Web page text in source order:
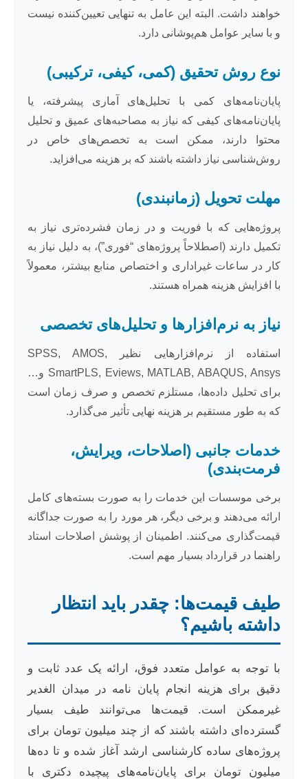
خواهند داشت. البته این عامل به تنهایی تعیین‌کننده نیست
و با سایر عوامل هم‌پوشانی دارد.
نوع روش تحقیق (کمی، کیفی، ترکیبی)
پایان‌نامه‌های کمی با تحلیل‌های آماری پیشرفته، یا
پایان‌نامه‌های کیفی که نیاز به مصاحبه‌های عمیق و تحلیل
محتوا دارند، ممکن است به تخصص‌های خاص در
روش‌شناسی نیاز داشته باشند که بر هزینه می‌افزاید.
مهلت تحویل (زمانبندی)
پروژه‌هایی که با فوریت و در زمان فشرده‌تری نیاز به
تکمیل دارند (اصطلاحاً پروژه‌های “فوری”)، به دلیل نیاز به
کار در ساعات غیراداری و اختصاص منابع بیشتر، معمولاً
با افزایش هزینه همراه هستند.
نیاز به نرم‌افزارها و تحلیل‌های تخصصی
استفاده از نرم‌افزارهایی نظیر SPSS, AMOS,
SmartPLS, Eviews, MATLAB, ABAQUS, Ansys و…
برای تحلیل داده‌ها، مستلزم تخصص و صرف زمان است
که به طور مستقیم بر هزینه نهایی تأثیر می‌گذارد.
خدمات جانبی (اصلاحات، ویرایش،
فرمت‌بندی)
برخی موسسات این خدمات را به صورت بسته‌های کامل
ارائه می‌دهند و برخی دیگر، هر مورد را به صورت جداگانه
قیمت‌گذاری می‌کنند. اطمینان از پوشش اصلاحات استاد
راهنما در قرارداد بسیار مهم است.
طیف قیمت‌ها: چقدر باید انتظار
داشته باشیم؟
با توجه به عوامل متعدد فوق، ارائه یک عدد ثابت و
دقیق برای هزینه انجام پایان نامه در میدان الغدیر
غیرممکن است. قیمت‌ها می‌توانند طیف بسیار
گسترده‌ای داشته باشند که از چند میلیون تومان برای
پروژه‌های ساده کارشناسی ارشد آغاز شده و تا ده‌ها
میلیون تومان برای پایان‌نامه‌های پیچیده دکتری با